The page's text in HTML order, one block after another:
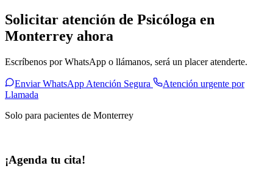
Solicitar atención de Psicóloga en
Monterrey ahora
Escríbenos por WhatsApp o llámanos, será un placer atenderte.
Enviar WhatsApp Atención Segura
Atención urgente por
Llamada
Solo para pacientes de Monterrey
¡Agenda tu cita!